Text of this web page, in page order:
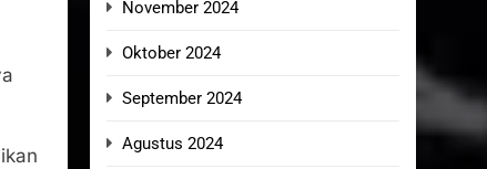
November 2024
Oktober 2024
September 2024
Agustus 2024